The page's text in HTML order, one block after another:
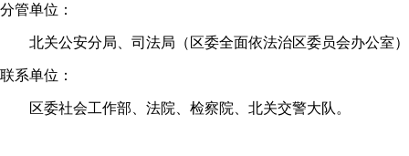
分管单位：
北关公安分局、司法局（区委全面依法治区委员会办公室
联系单位：
区委社会工作部、法院、检察院、北关交警大队。